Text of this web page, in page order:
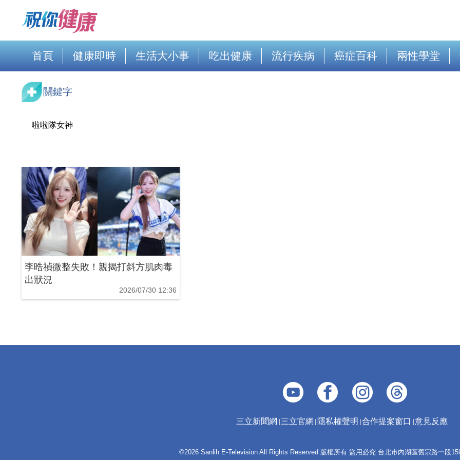
首頁 健康即時 生活大小事 吃出健康 流行疾病 癌症百科 兩性學堂
關鍵字
啦啦隊女神
李晧禎微整失敗！親揭打斜方肌肉毒
出狀況
2026/07/30 12:36
三立新聞網 三立官網 隱私權聲明 合作提案窗口 意見反應
©2026 Sanlih E-Television All Rights Reserved 版權所有 盜用必究 台北市內湖區舊宗路一段